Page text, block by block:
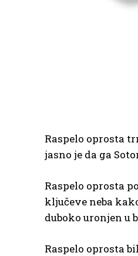
Raspelo oprosta
jasno je da ga
Raspelo oprosta
ključeve neba
duboko uronjen u
Raspelo oprosta